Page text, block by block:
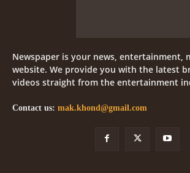
Newspaper is your news, entertainment,
website. We provide you with the latest
videos straight from the entertainment
Contact us: mak.khond@gmail.com